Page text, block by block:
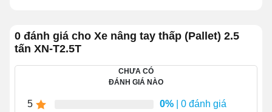
tấn. Tuy nhiên, nếu đi sâu vào kết cấu chi tiết của sản
phẩm, bạn sẽ hiểu vì sao xe lại có công năng ấn tượng
đến vậy.
0 đánh giá cho Xe nâng tay thấp (Pallet) 2.5
tấn XN-T2.5T
CHƯA CÓ
ĐÁNH GIÁ NÀO
5 0% | 0 đánh giá